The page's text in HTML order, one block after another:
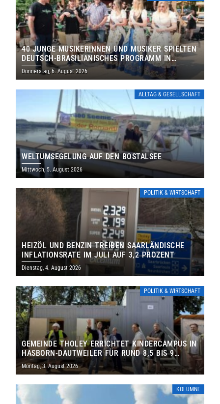
40 JUNGE MUSIKERINNEN UND MUSIKER SPIELTEN
DEUTSCH-BRASILIANISCHES PROGRAMM IN
THOLEY
Donnerstag, 6. August 2026
ALLTAG & GESELLSCHAFT
WELTUMSEGELUNG AUF DEN BOSTALSEE
Mittwoch, 5. August 2026
POLITIK & WIRTSCHAFT
HEIZÖL UND BENZIN TREIBEN SAARLÄNDISCHE
INFLATIONSRATE IM JULI AUF 3,2 PROZENT
Dienstag, 4. August 2026
POLITIK & WIRTSCHAFT
GEMEINDE THOLEY ERRICHTET KINDERCAMPUS IN
HASBORN-DAUTWEILER FÜR RUND 8,5 BIS 9
MILLIONEN EURO
Montag, 3. August 2026
KOLUMNE